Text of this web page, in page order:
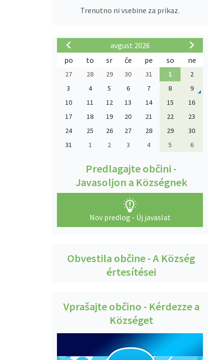
Trenutno ni vsebine za prikaz.
avgust 2026
po
to sr če pe so ne
27 28 29 30 31 1
2
3
4 5 6 7 8
9
10
11 12 13 14 15
16
17
18 19 20 21 22
23
24
25 26 27 28 29
30
31
1 2 3 4 5 6
Predlagajte občini -
Javasoljon a Községnek
Nov predlog - Új javaslat
Obvestila občine - A Község
értesítései
Vprašajte občino - Kérdezze a
Községet